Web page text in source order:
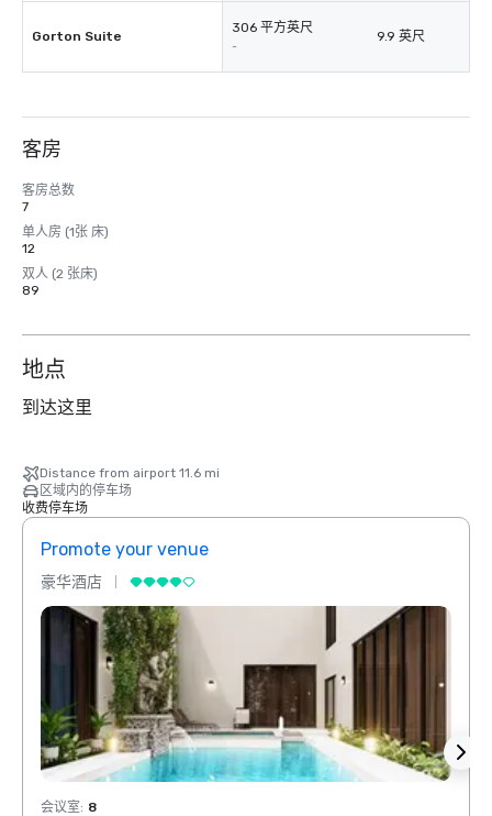
Gorton Suite
306 平方英尺
-
9.9 英尺
客房
客房总数
7
单人房 (1张 床)
12
双人 (2 张床)
89
地点
到达这里
Distance from airport 11.6 mi
区域内的停车场
收费停车场
Promote your venue
豪华酒店
会议室: 8